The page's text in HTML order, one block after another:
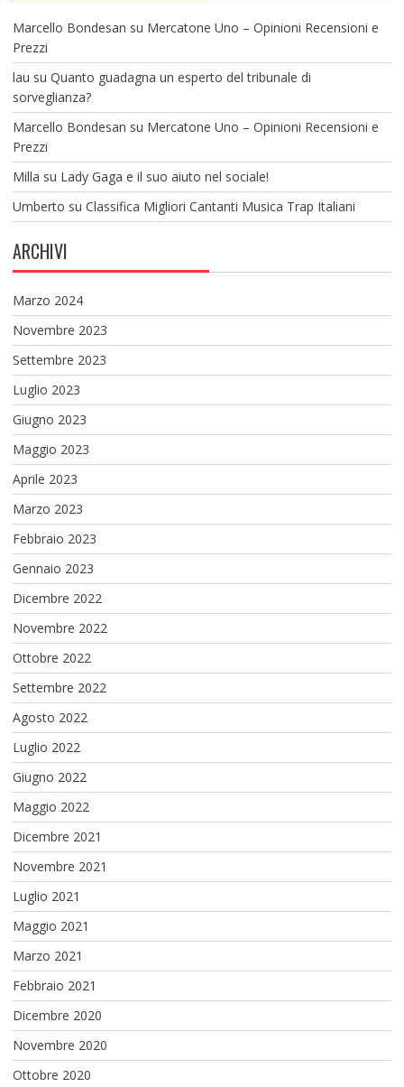
Marcello Bondesan su Mercatone Uno – Opinioni Recensioni e
Prezzi
lau su Quanto guadagna un esperto del tribunale di
sorveglianza?
Marcello Bondesan su Mercatone Uno – Opinioni Recensioni e
Prezzi
Milla su Lady Gaga e il suo aiuto nel sociale!
Umberto su Classifica Migliori Cantanti Musica Trap Italiani
ARCHIVI
Marzo 2024
Novembre 2023
Settembre 2023
Luglio 2023
Giugno 2023
Maggio 2023
Aprile 2023
Marzo 2023
Febbraio 2023
Gennaio 2023
Dicembre 2022
Novembre 2022
Ottobre 2022
Settembre 2022
Agosto 2022
Luglio 2022
Giugno 2022
Maggio 2022
Dicembre 2021
Novembre 2021
Luglio 2021
Maggio 2021
Marzo 2021
Febbraio 2021
Dicembre 2020
Novembre 2020
Ottobre 2020